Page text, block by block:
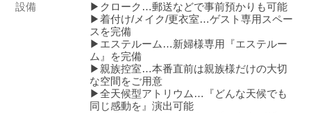
設備
▶クローク…郵送などで事前預かりも可能
▶着付け/メイク/更衣室…ゲスト専用スペー
スを完備
▶エステルーム…新婦様専用『エステルー
ム』を完備
▶親族控室…本番直前は親族様だけの大切
な空間をご用意
▶全天候型アトリウム…『どんな天候でも
同じ感動を』演出可能